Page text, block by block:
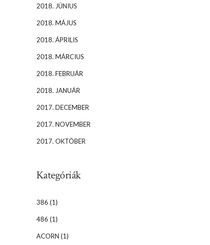
2018. JÚNIUS
2018. MÁJUS
2018. ÁPRILIS
2018. MÁRCIUS
2018. FEBRUÁR
2018. JANUÁR
2017. DECEMBER
2017. NOVEMBER
2017. OKTÓBER
Kategóriák
386 (1)
486 (1)
ACORN (1)